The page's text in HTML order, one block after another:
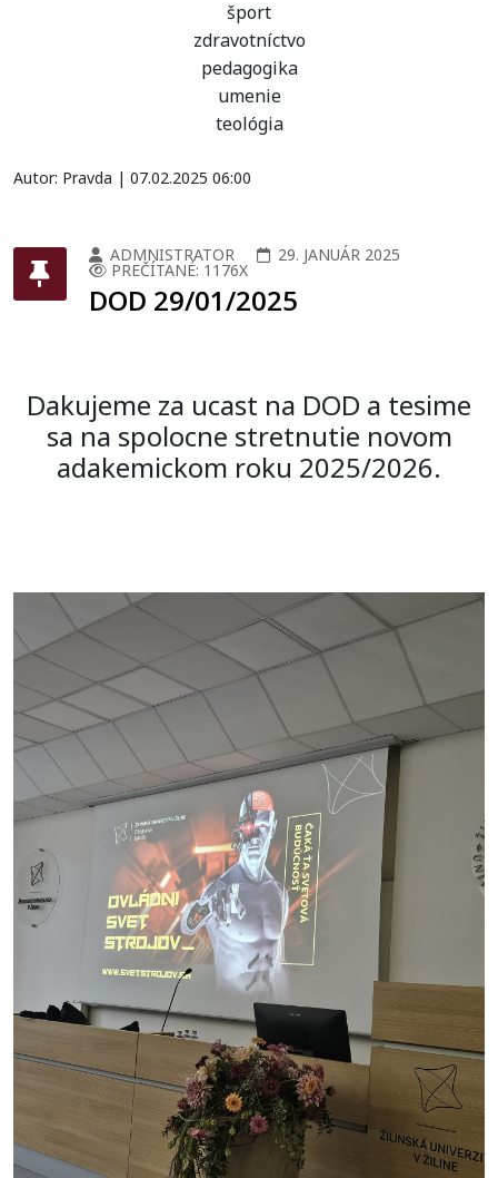
šport
zdravotníctvo
pedagogika
umenie
teológia
Autor: Pravda | 07.02.2025 06:00
ADMNISTRATOR 29. JANUÁR 2025
PREČÍTANÉ: 1176X
DOD 29/01/2025
Dakujeme za ucast na DOD a tesime
sa na spolocne stretnutie novom
adakemickom roku 2025/2026.